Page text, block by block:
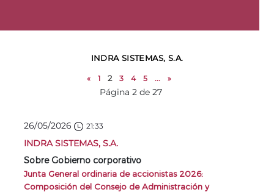
INDRA SISTEMAS, S.A.
« 1 2 3 4 5 ... »
Página 2 de 27
26/05/2026 21:33
INDRA SISTEMAS, S.A.
Sobre Gobierno corporativo
Junta General ordinaria de accionistas 2026:
Composición del Consejo de Administración y